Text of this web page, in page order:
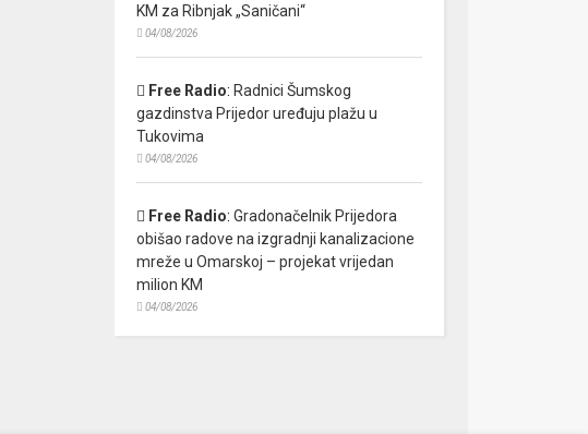
KM za Ribnjak „Saničani“
04/08/2026
Free Radio: Radnici Šumskog
gazdinstva Prijedor uređuju plažu u
Tukovima
04/08/2026
Free Radio: Gradonačelnik Prijedora
obišao radove na izgradnji kanalizacione
mreže u Omarskoj – projekat vrijedan
milion KM
04/08/2026